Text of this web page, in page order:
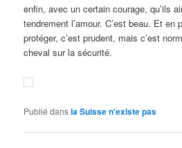
enfin, avec un certain courage, qu’ils
tendrement l’amour. C’est beau. Et
protéger, c’est prudent, mais c’est
cheval sur la sécurité.
Publié dansla Suisse n'existe pas